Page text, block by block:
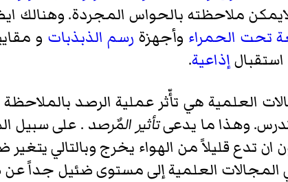
ملاحظته بالحواس المجردة. وهنالك
تحت الحمراء وأجهزة رسم الذبذبات و
إذاعية.
العلمية هي تأّثر عملية الرصد
وهذا ما يدعىتأثير المٌرصد . على سبيل
تدع قليلاً من الهواء يخرج وبالتالي
المجالات العلمية إلى مستوى ضئيل